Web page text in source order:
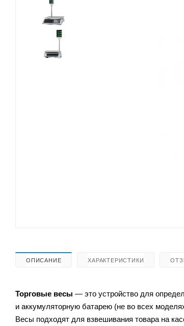
ОПИСАНИЕ ХАРАКТЕРИСТИКИ
Торговые весы — это устройство для
и аккумуляторную батарею (не во всех
Весы подходят для взвешивания товара на